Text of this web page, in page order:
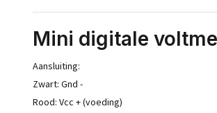
Mini digitale
Aansluiting:
Zwart: Gnd -
Rood: Vcc + (voeding)